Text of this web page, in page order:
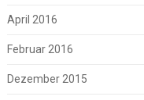
April 2016
Februar 2016
Dezember 2015